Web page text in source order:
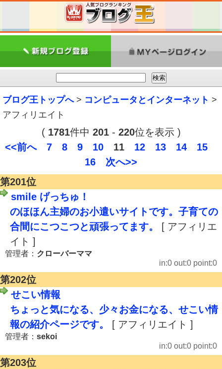
ブログ王トップへ> コンピュータとインターネット >
アフィリエイト
( 1781件中 201- 220位を表示 )
<<前へ
7 8 9 10 11 12 13 14
15
16
次へ>>
第201位
smile げっちゅ！
のほほん主婦のお小遣いサイトです。子育ての
合間にこつこつと頑張ってます。
[ アフィリエ
イト ]
管理者： クローバーママ
in:0 out:0 point:0
第202位
せこい情報
ちょっと気になる、少々お金になる、せこい情
報の紹介ページです。
[ アフィリエイト ]
管理者： sekoi
in:0 out:0 point:0
第203位